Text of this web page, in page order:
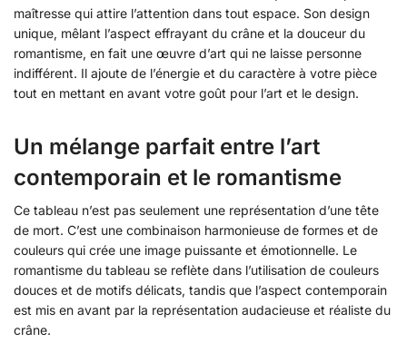
maîtresse qui attire l’attention dans tout espace. Son design
unique, mêlant l’aspect effrayant du crâne et la douceur du
romantisme, en fait une œuvre d’art qui ne laisse personne
indifférent. Il ajoute de l’énergie et du caractère à votre pièce
tout en mettant en avant votre goût pour l’art et le design.
Un mélange parfait entre l’art
contemporain et le romantisme
Ce tableau n’est pas seulement une représentation d’une tête
de mort. C’est une combinaison harmonieuse de formes et de
couleurs qui crée une image puissante et émotionnelle. Le
romantisme du tableau se reflète dans l’utilisation de couleurs
douces et de motifs délicats, tandis que l’aspect contemporain
est mis en avant par la représentation audacieuse et réaliste du
crâne.